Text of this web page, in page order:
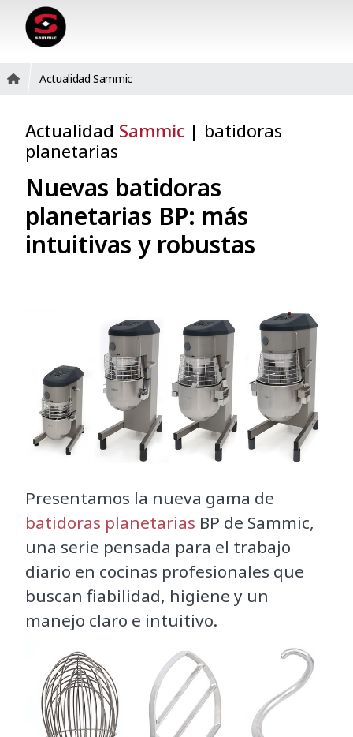
Actualidad Sammic
Actualidad Sammic | batidoras
planetarias
Nuevas batidoras
planetarias BP: más
intuitivas y robustas
Presentamos la nueva gama de
batidoras planetarias BP de Sammic,
una serie pensada para el trabajo
diario en cocinas profesionales que
buscan fiabilidad, higiene y un
manejo claro e intuitivo.